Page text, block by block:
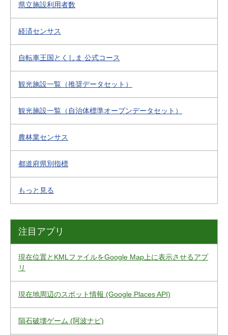
県立施設利用者数
経済センサス
自転車王国とくしま 公式コース
観光施設一覧（推奨データセット）
観光施設一覧（自治体標準オープンデータセット）
農林業センサス
都道府県別指標
もっと見る
注目アプリ
現在位置とKMLファイルをGoogle Map上に表示させるアプ
リ
現在地周辺のスポット情報 (Google Places API)
隕石破壊ゲーム (阿波ナビ)